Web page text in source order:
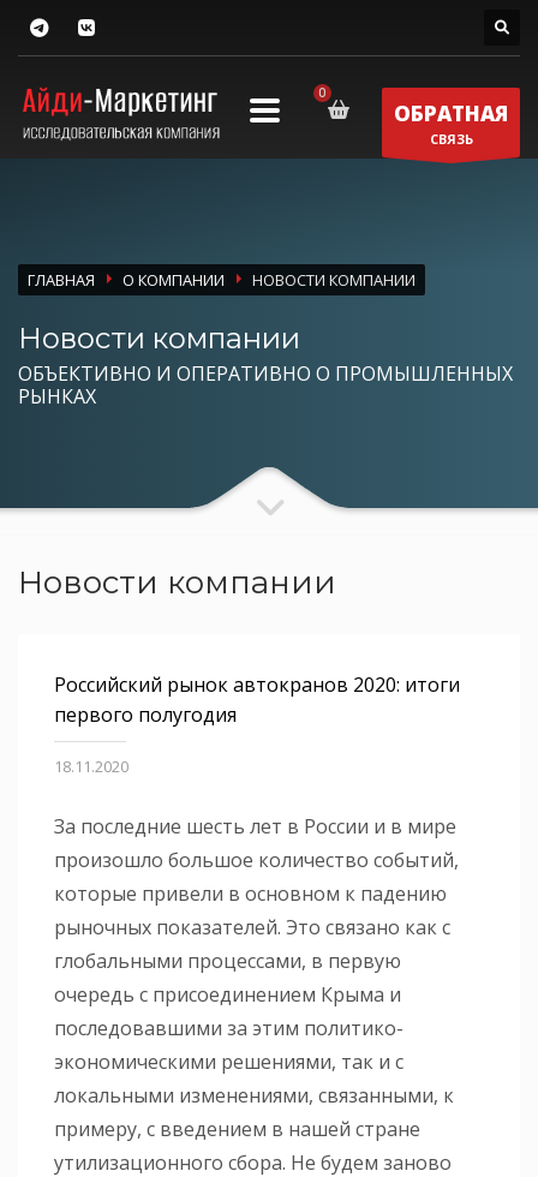
ОБРАТНАЯ
СВЯЗЬ
ГЛАВНАЯ О КОМПАНИИ НОВОСТИ КОМПАНИИ
Новости компании
ОБЪЕКТИВНО И ОПЕРАТИВНО О ПРОМЫШЛЕННЫХ
РЫНКАХ
Новости компании
Российский рынок автокранов 2020: итоги
первого полугодия
18.11.2020
За последние шесть лет в России и в мире
произошло большое количество событий,
которые привели в основном к падению
рыночных показателей. Это связано как с
глобальными процессами, в первую
очередь с присоединением Крыма и
последовавшими за этим политико-
экономическими решениями, так и с
локальными изменениями, связанными, к
примеру, с введением в нашей стране
утилизационного сбора. Не будем заново